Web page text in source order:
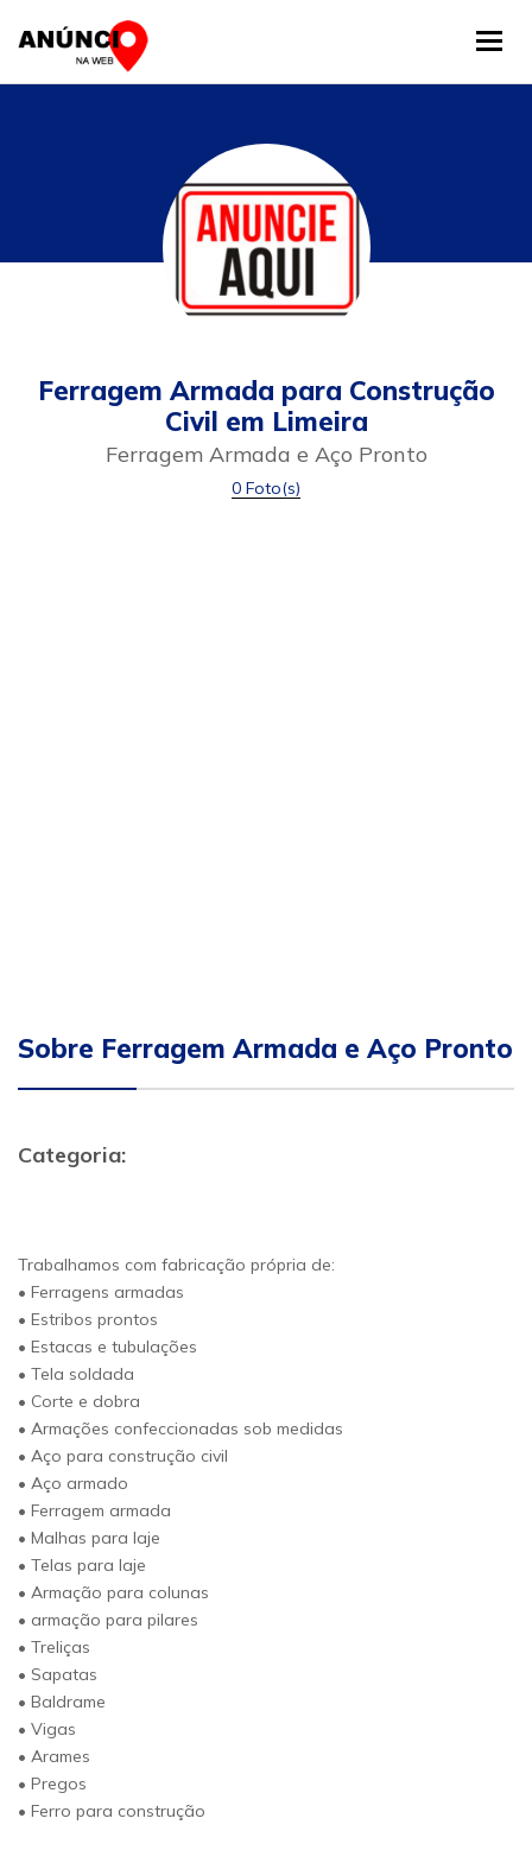
Ferragem Armada para Construção
Civil em Limeira
Ferragem Armada e Aço Pronto
0 Foto(s)
Sobre Ferragem Armada e Aço Pronto
Categoria:
Trabalhamos com fabricação própria de:
• Ferragens armadas
• Estribos prontos
• Estacas e tubulações
• Tela soldada
• Corte e dobra
• Armações confeccionadas sob medidas
• Aço para construção civil
• Aço armado
• Ferragem armada
• Malhas para laje
• Telas para laje
• Armação para colunas
• armação para pilares
• Treliças
• Sapatas
• Baldrame
• Vigas
• Arames
• Pregos
• Ferro para construção